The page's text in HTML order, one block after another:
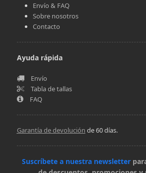
Envío & FAQ
Sobre nosotros
Contacto
Ayuda rápida
Envío
Tabla de tallas
FAQ
Garantía de devolución de 60 días.
Suscríbete a nuestra newsletter